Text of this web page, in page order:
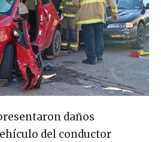
daños
del conductor